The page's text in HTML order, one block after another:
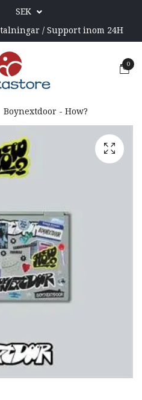
SEK
/ Support inom 24H
0
Boynextdoor - How?